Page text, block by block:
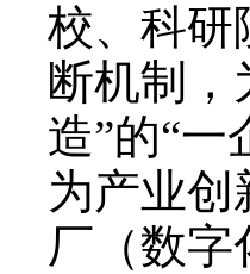
校、科研
断机制，
造”的“
为产业创
厂（数字